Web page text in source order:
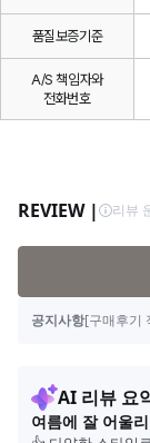
품질보증기준
A/S 책임자와
전화번호